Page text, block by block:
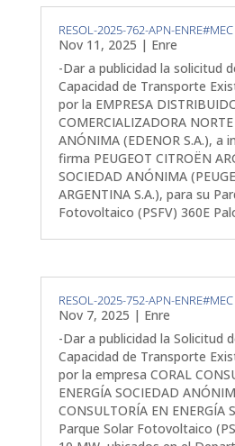
RESOL-2025-762-APN-ENRE#MEC
Nov 11, 2025 | Enre
-Dar a publicidad la solicitud
Capacidad de Transporte
por la EMPRESA
COMERCIALIZADORA
ANÓNIMA (EDENOR S.A.), a
firma PEUGEOT CITROËN
SOCIEDAD ANÓNIMA
ARGENTINA S.A.), para su
Fotovoltaico (PSFV) 360E
RESOL-2025-752-APN-ENRE#MEC
Nov 7, 2025 | Enre
-Dar a publicidad la Solicitud
Capacidad de Transporte
por la empresa CORAL
ENERGÍA SOCIEDAD
CONSULTORÍA EN ENERGÍA
Parque Solar Fotovoltaico